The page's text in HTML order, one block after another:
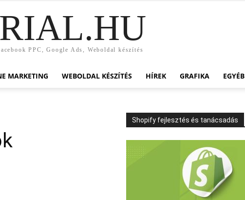
PPC, Google Ads, Weboldal készítés
MARKETING WEBOLDAL KÉSZÍTÉS HÍREK GRAFIKA EGYÉB
Shopify fejlesztés és tanácsadás